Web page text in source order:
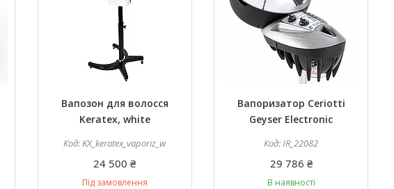
Вапозон для волосся
Keratex, white
KX_keratex_vaporiz_w
24 500 ₴
Під замовлення
Вапоризатор Ceriotti
Geyser Electronic
IR_22082
29 786 ₴
В наявності